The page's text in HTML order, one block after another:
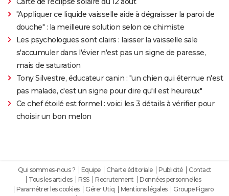
"Appliquer ce liquide vaisselle aide à dégraisser la paroi de
douche" : la meilleure solution selon ce chimiste
Les psychologues sont clairs : laisser la vaisselle sale
s'accumuler dans l'évier n'est pas un signe de paresse,
mais de saturation
Tony Silvestre, éducateur canin : "un chien qui éternue n'est
pas malade, c'est un signe pour dire qu'il est heureux"
Ce chef étoilé est formel : voici les 3 détails à vérifier pour
choisir un bon melon
Qui sommes-nous ? Equipe Charte éditoriale Publicité
Contact
Tous les articles
RSS Recrutement
Données personnelles
Paramétrer les cookies
Gérer Utiq Mentions légales
Groupe Figaro